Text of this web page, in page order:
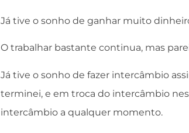
Já tive o sonho de ganhar muito
O trabalhar bastante continua, mas
Já tive o sonho de fazer intercâmbio
terminei, e em troca do intercâmbio
intercâmbio a qualquer momento.